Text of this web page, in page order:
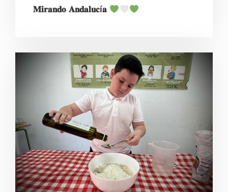
𝐌𝐢𝐫𝐚𝐧𝐝𝐨 𝐀𝐧𝐝𝐚𝐥𝐮𝐜í𝐚